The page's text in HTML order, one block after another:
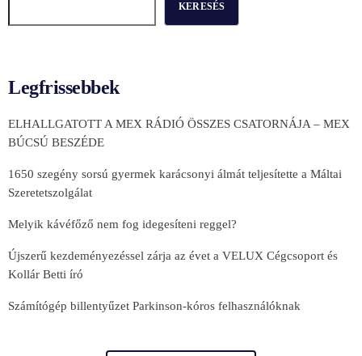
KERESÉS
Legfrissebbek
ELHALLGATOTT A MEX RÁDIÓ ÖSSZES CSATORNÁJA – MEX
BÚCSÚ BESZÉDE
1650 szegény sorsú gyermek karácsonyi álmát teljesítette a Máltai
Szeretetszolgálat
Melyik kávéfőző nem fog idegesíteni reggel?
Újszerű kezdeményezéssel zárja az évet a VELUX Cégcsoport és
Kollár Betti író
Számítógép billentyűzet Parkinson-kóros felhasználóknak